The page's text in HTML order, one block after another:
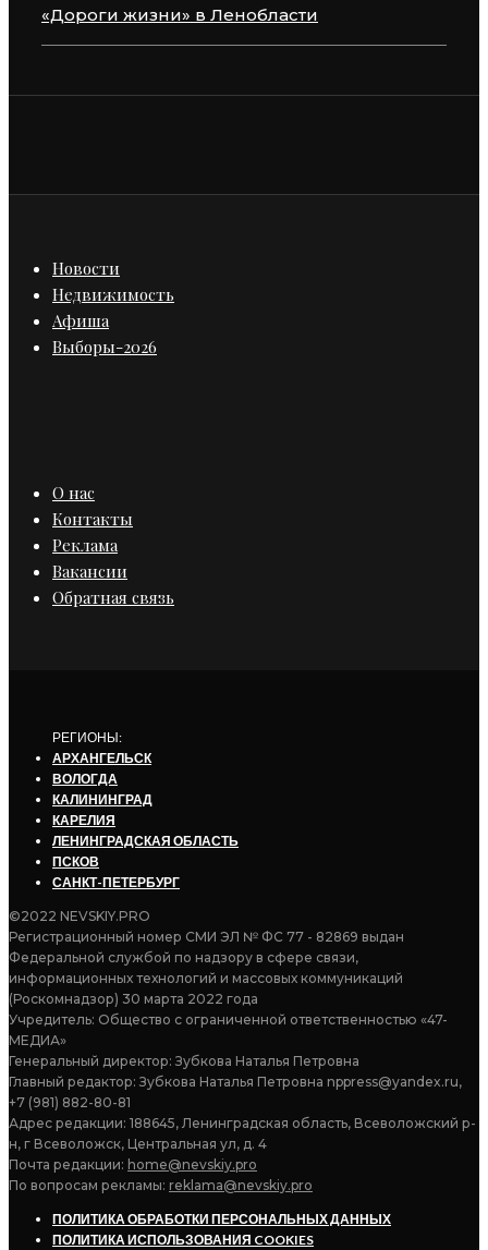
«Дороги жизни» в Ленобласти
Новости
Недвижимость
Афиша
Выборы-2026
О нас
Контакты
Реклама
Вакансии
Обратная связь
РЕГИОНЫ:
АРХАНГЕЛЬСК
ВОЛОГДА
КАЛИНИНГРАД
КАРЕЛИЯ
ЛЕНИНГРАДСКАЯ ОБЛАСТЬ
ПСКОВ
САНКТ-ПЕТЕРБУРГ
©2022 NEVSKIY.PRO
Регистрационный номер СМИ ЭЛ № ФС 77 - 82869 выдан
Федеральной службой по надзору в сфере связи,
информационных технологий и массовых коммуникаций
(Роскомнадзор) 30 марта 2022 года
Учредитель: Общество с ограниченной ответственностью «47-
МЕДИА»
Генеральный директор: Зубкова Наталья Петровна
Главный редактор: Зубкова Наталья Петровна nppress@yandex.ru,
+7 (981) 882-80-81
Адрес редакции: 188645, Ленинградская область, Всеволожский р-
н, г Всеволожск, Центральная ул, д. 4
Почта редакции: home@nevskiy.pro
По вопросам рекламы: reklama@nevskiy.pro
ПОЛИТИКА ОБРАБОТКИ ПЕРСОНАЛЬНЫХ ДАННЫХ
ПОЛИТИКА ИСПОЛЬЗОВАНИЯ COOKIES